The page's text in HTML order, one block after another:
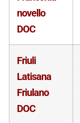
novello
DOC
Friuli
Latisana
Friulano
DOC